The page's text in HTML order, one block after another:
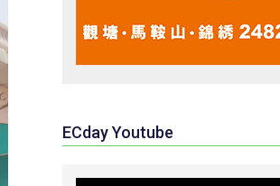
ECday Youtube